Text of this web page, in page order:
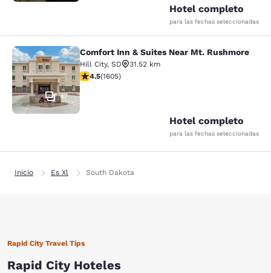
Hotel completo
para las fechas seleccionadas
Comfort Inn & Suites Near Mt.
47
Comfort Inn & Suites Near Mt. Rushmore
Hill City, SD
31.52 km
calificación de 4.54 estrellas. Excelente. 1605 reseñas
4.5(1605)
Hotel completo
para las fechas seleccionadas
Inicio Es Xl South Dakota
Rapid City Travel Tips
Rapid City Hoteles